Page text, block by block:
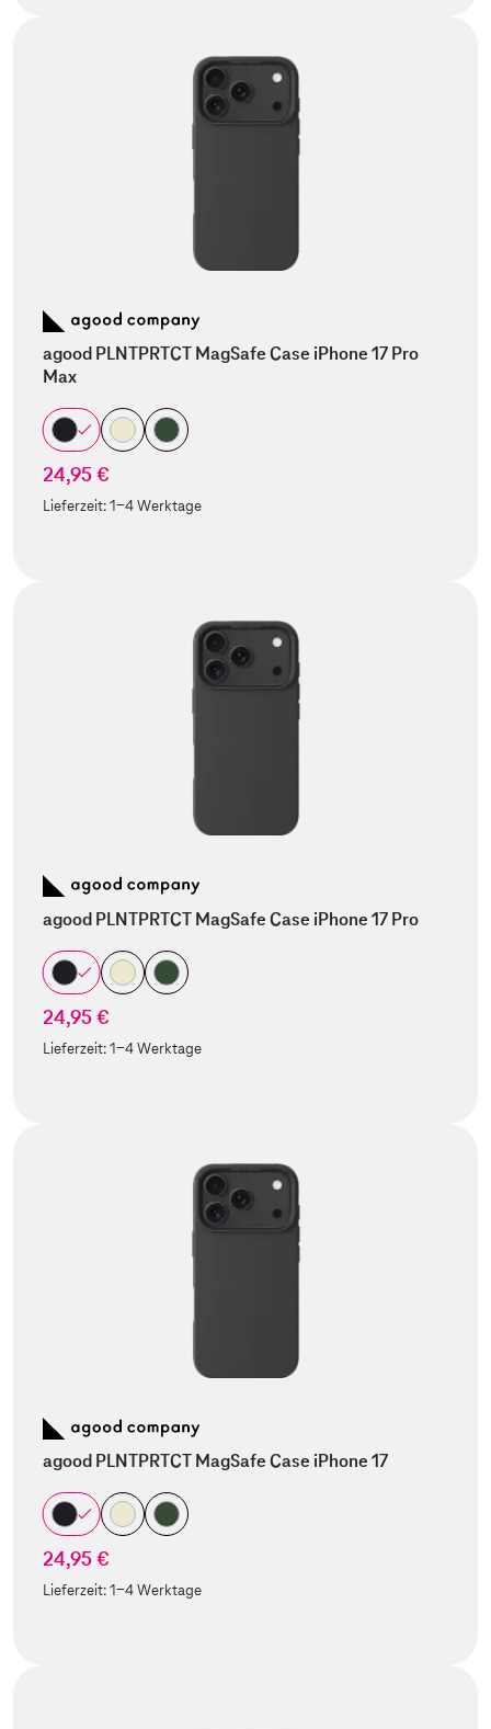
agood PLNTPRTCT MagSafe Case iPhone 17 Pro
Max
24,95 €
Lieferzeit:1-4 Werktage
agood PLNTPRTCT MagSafe Case iPhone 17 Pro
24,95 €
Lieferzeit:1-4 Werktage
agood PLNTPRTCT MagSafe Case iPhone 17
24,95 €
Lieferzeit:1-4 Werktage